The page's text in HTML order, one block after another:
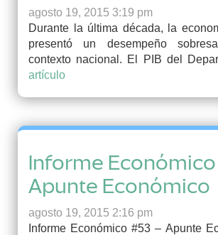
agosto 19, 2015 3:19 pm
Durante la última década, la
presentó un desempeño
contexto nacional. El PIB del
artículo
Informe
Apunte Económico
agosto 19, 2015 2:16 pm
Informe Económico #53 – Apunte